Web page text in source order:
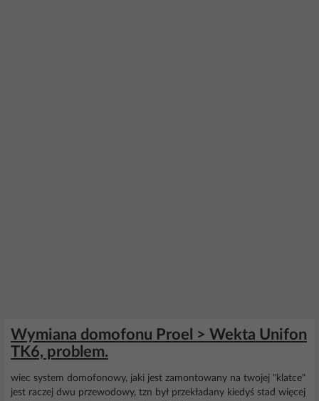
Wymiana domofonu Proel > Wekta Unifon
TK6, problem.
wiec system domofonowy, jaki jest zamontowany na twojej "klatce"
jest raczej dwu przewodowy, tzn był przekładany kiedyś stad więcej